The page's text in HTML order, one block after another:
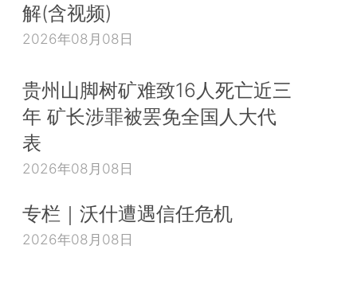
解(含视频)
2026年08月08日
贵州山脚树矿难致16人死亡近三
年 矿长涉罪被罢免全国人大代
表
2026年08月08日
专栏｜沃什遭遇信任危机
2026年08月08日